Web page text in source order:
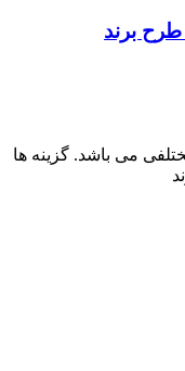
می باشد. گزینه ها